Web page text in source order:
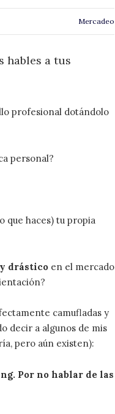
Mercadeo
hables a tus
profesional dotándolo
personal?
que haces) tu propia
drástico en el mercado
camufladas y
decir a algunos de mis
pero aún existen):
Por no hablar de las